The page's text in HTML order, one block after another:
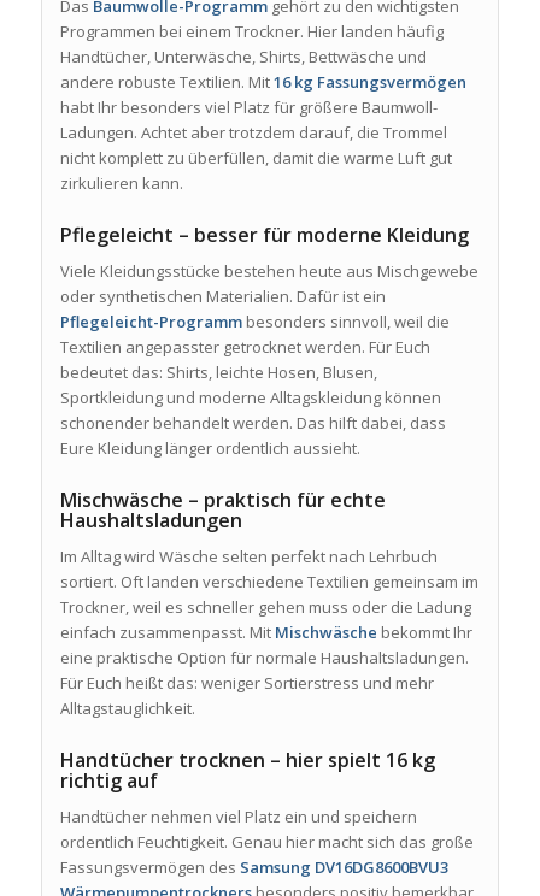
Das Baumwolle-Programmgehört zu den wichtigsten
Programmen bei einem Trockner. Hier landen häufig
Handtücher, Unterwäsche, Shirts, Bettwäsche und
andere robuste Textilien. Mit16 kg Fassungsvermögen
habt Ihr besonders viel Platz für größere Baumwoll-
Ladungen. Achtet aber trotzdem darauf, die Trommel
nicht komplett zu überfüllen, damit die warme Luft gut
zirkulieren kann.
Pflegeleicht – besser für moderne Kleidung
Viele Kleidungsstücke bestehen heute aus Mischgewebe
oder synthetischen Materialien. Dafür ist ein
Pflegeleicht-Programmbesonders sinnvoll, weil die
Textilien angepasster getrocknet werden. Für Euch
bedeutet das: Shirts, leichte Hosen, Blusen,
Sportkleidung und moderne Alltagskleidung können
schonender behandelt werden. Das hilft dabei, dass
Eure Kleidung länger ordentlich aussieht.
Mischwäsche – praktisch für echte
Haushaltsladungen
Im Alltag wird Wäsche selten perfekt nach Lehrbuch
sortiert. Oft landen verschiedene Textilien gemeinsam im
Trockner, weil es schneller gehen muss oder die Ladung
einfach zusammenpasst. Mit Mischwäsche bekommt Ihr
eine praktische Option für normale Haushaltsladungen.
Für Euch heißt das: weniger Sortierstress und mehr
Alltagstauglichkeit.
Handtücher trocknen – hier spielt 16 kg
richtig auf
Handtücher nehmen viel Platz ein und speichern
ordentlich Feuchtigkeit. Genau hier macht sich das große
Fassungsvermögen des Samsung DV16DG8600BVU3